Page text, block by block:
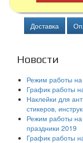
Доставка
Новости
Режим работы
График работы
Наклейки для
стикеров,
Режим работы
праздники 2019
График работы